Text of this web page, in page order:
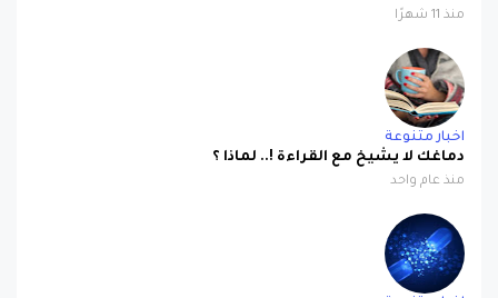
اخبار متنوعة
دماغك لا يشيخ مع القراءة !.. لماذا ؟
منذ عام واحد
اخبار متنوعة
إبتكار أول ميتابيوتك رباعي المكونات في العالم !!